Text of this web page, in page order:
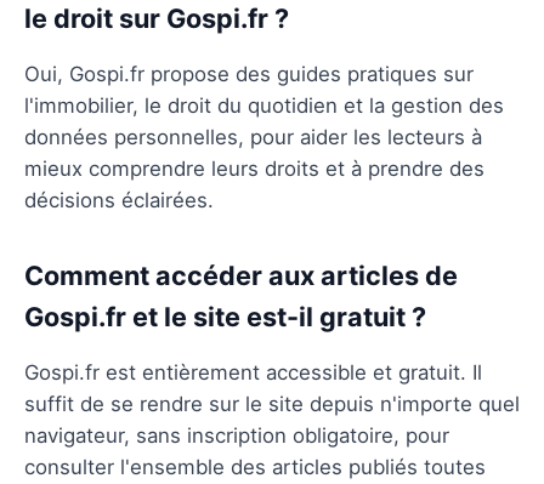
le droit sur Gospi.fr ?
Oui, Gospi.fr propose des guides pratiques sur
l'immobilier, le droit du quotidien et la gestion des
données personnelles, pour aider les lecteurs à
mieux comprendre leurs droits et à prendre des
décisions éclairées.
Comment accéder aux articles de
Gospi.fr et le site est-il gratuit ?
Gospi.fr est entièrement accessible et gratuit. Il
suffit de se rendre sur le site depuis n'importe quel
navigateur, sans inscription obligatoire, pour
consulter l'ensemble des articles publiés toutes